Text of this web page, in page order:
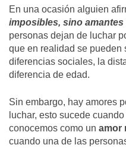
En una ocasión alguien
imposibles, sino
personas dejan de luchar
que en realidad se pueden
diferencias sociales, la
diferencia de edad.
Sin embargo, hay amores
luchar, esto sucede
conocemos como un amor
cuando una de las